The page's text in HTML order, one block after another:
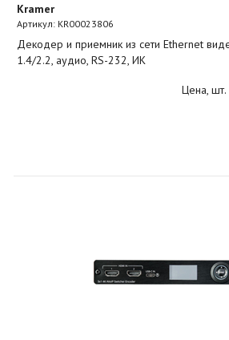
Kramer
Артикул: KR00023806
Декодер и приемник из сети Ethernet
1.4/2.2, аудио, RS-232, ИК
Цена, шт.